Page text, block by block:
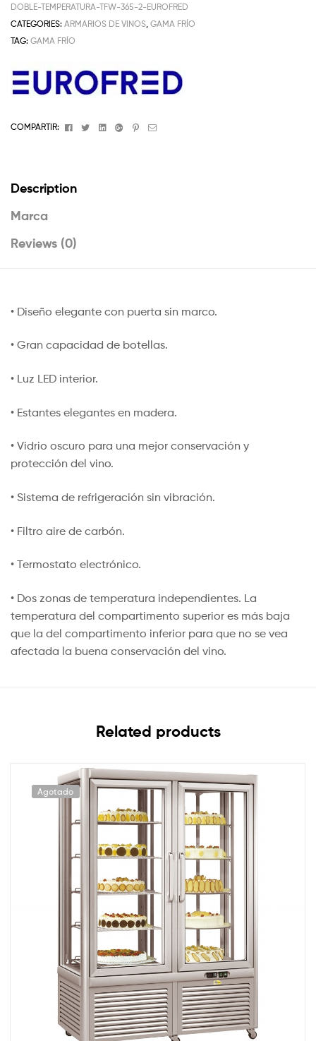
DOBLE-TEMPERATURA-TFW-365-2-EUROFRED
CATEGORIES: ARMARIOS DE VINOS GAMA FRÍO
TAG: GAMA FRÍO
COMPARTIR: FacebookTwitterLinkedinGoogle+Pinterest
Email
Description
Marca
Reviews (0)
• Diseño elegante con puerta sin marco.
• Gran capacidad de botellas.
• Luz LED interior.
• Estantes elegantes en madera.
• Vidrio oscuro para una mejor conservación y
protección del vino.
• Sistema de refrigeración sin vibración.
• Filtro aire de carbón.
• Termostato electrónico.
• Dos zonas de temperatura independientes. La
temperatura del compartimento superior es más baja
que la del compartimento inferior para que no se vea
afectada la buena conservación del vino.
Related products
Agotado